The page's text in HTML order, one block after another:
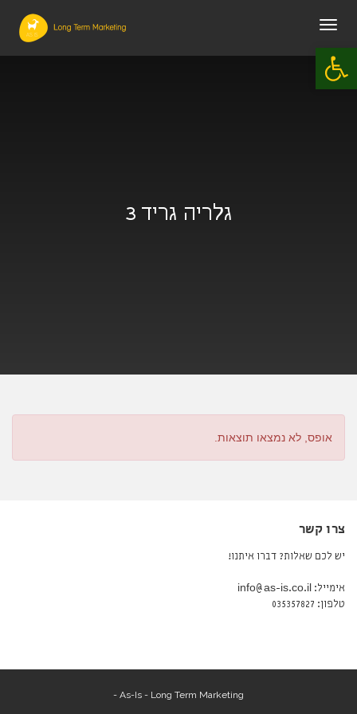
פתח סרגל נגישות
תפריט
גלריה גריד 3
אופס, לא נמצאו תוצאות.
צרו קשר
יש לכם שאלות? דברו איתנו!
אימייל: info@as-is.co.il
טלפון: 035357827
As-Is - Long Term Marketing -